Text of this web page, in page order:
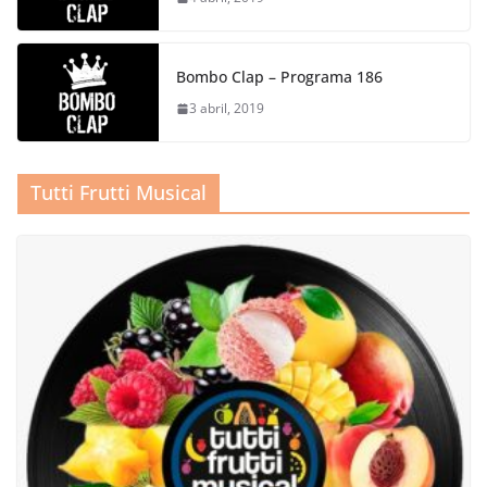
Bombo Clap – Programa 186
3 abril, 2019
Tutti Frutti Musical